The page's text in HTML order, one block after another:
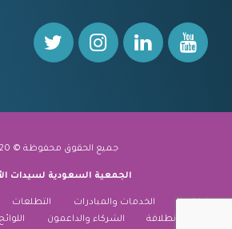
جميع الحقوق محفوظة © 2020
الجمعية السعودية لسيدات
نبذة عنا الخدمات والمبادرات التطلعات
منارة الانطلاقة
الشركاء والداعمون